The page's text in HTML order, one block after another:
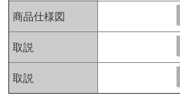
商品仕様図
取説
取説